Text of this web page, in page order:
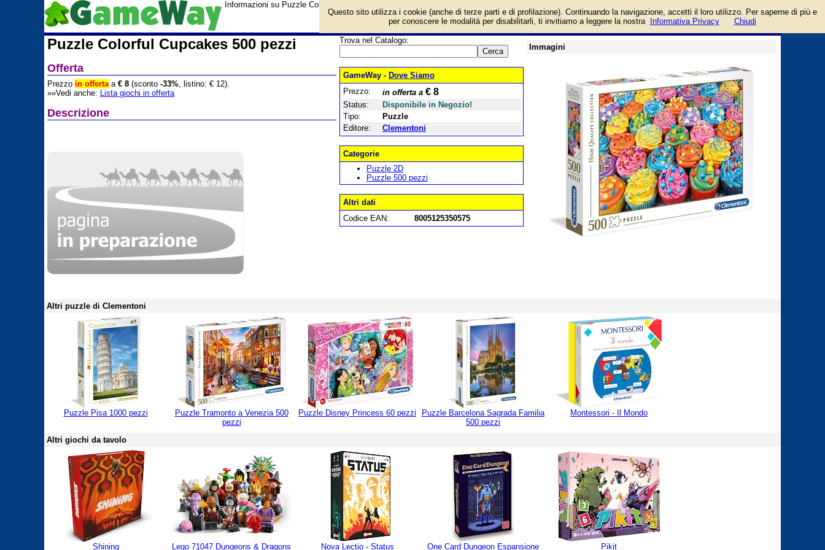
guida
Informazioni su Puzzle Colorful Cupcakes 500 pezzi e prezzo di vendita. Prodotto da Clementoni
Puzzle Colorful Cupcakes 500 pezzi
Offerta
Prezzo in offertaa € 8 (sconto -33%, listino: € 12).
»»Vedi anche: Lista giochi in offerta
Descrizione
Trova nel Catalogo:
GameWay - Dove Siamo
Prezzo:
in offerta a € 8
Status:
Disponibile in Negozio!
Tipo:
Puzzle
Editore:
Clementoni
Categorie
Puzzle 2D
Puzzle 500 pezzi
Altri dati
Codice EAN:
8005125350575
Immagini
Altri puzzle di Clementoni
Puzzle Pisa 1000 pezzi
Puzzle Tramonto a Venezia 500
pezzi
Puzzle Disney Princess 60 pezzi
Puzzle Barcelona Sagrada Familia
500 pezzi
Montessori - Il Mondo
Altri giochi da tavolo
Shining Lego 71047 Dungeons & Dragons Nova Lectio - Status One Card Dungeon Espansione Pikit
Questo sito utilizza i cookie (anche di terze parti e di profilazione). Continuando la navigazione, accetti il loro utilizzo. Per saperne di più e
per conoscere le modalità per disabilitarli, ti invitiamo a leggere la nostra
Informativa Privacy Chiudi